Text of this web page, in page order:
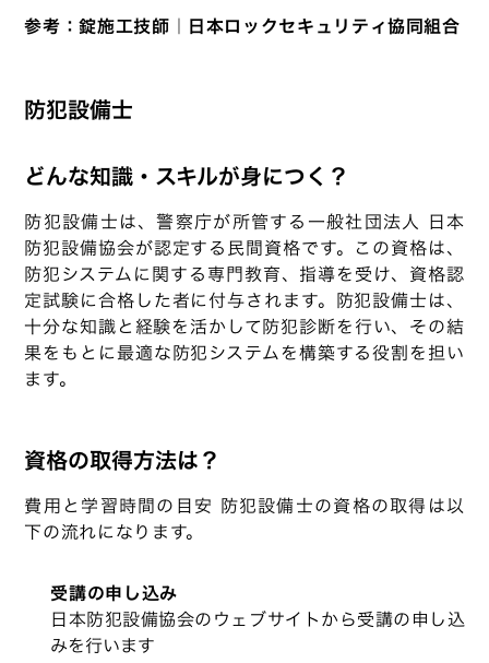
参考：錠施工技師｜日本ロックセキュリティ協同組合
防犯設備士
どんな知識・スキルが身につく？
防犯設備士は、警察庁が所管する一般社団法人 日本
防犯設備協会が認定する民間資格です。この資格は、
防犯システムに関する専門教育、指導を受け、資格認
定試験に合格した者に付与されます。防犯設備士は、
十分な知識と経験を活かして防犯診断を行い、その結
果をもとに最適な防犯システムを構築する役割を担い
ます。
資格の取得方法は？
費用と学習時間の目安 防犯設備士の資格の取得は以
下の流れになります。
受講の申し込み
日本防犯設備協会のウェブサイトから受講の申し込
みを行います